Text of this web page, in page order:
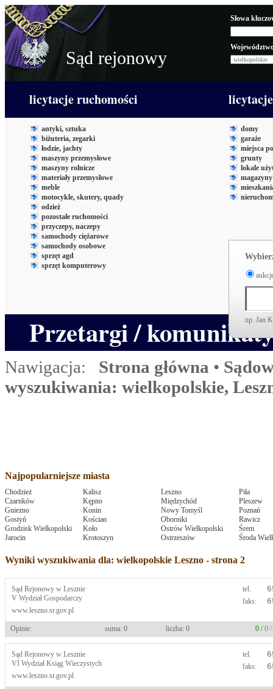
Sąd rejonowy
Słowa
licytacje ruchomości
antyki, sztuka
biżuteria, zegarki
łodzie, jachty
maszyny przemysłowe
maszyny rolnicze
materiały przemysłowe
meble
motocykle, skutery, quady
odzież
pozostałe ruchomości
przyczepy, naczepy
samochody ciężarowe
samochody osobowe
sprzęt agd
sprzęt komputerowy
domy
garaże
miejsca
grunty
lokale
Przetargi / np. Jan
Nawigacja: Strona główna •
wyszukiwania: wielkopolskie,
Najpopularniejsze miasta
Chodzież
Czarnków
Gniezno
Gostyń
Grodzisk Wielkopolski
Jarocin
Kalisz
Kępno
Konin
Kościan
Koło
Krotoszyn
Leszno
Międzychód
Nowy Tomyśl
Oborniki
Ostrów Wielkopolski
Ostrzeszów
Piła
Pleszew
Poznań
Rawicz
Śrem
Środa
Wyniki wyszukiwania dla: wielkopolskie Leszno - strona 2
Sąd Rejonowy w Lesznie
V Wydział Gospodarczy
www.leszno.sr.gov.pl
tel.
faks:
Opinie: suma: 0 liczba: 0 0 /0 /
Sąd Rejonowy w Lesznie
VI Wydział Ksiąg Wieczystych
www.leszno.sr.gov.pl
tel.
faks: